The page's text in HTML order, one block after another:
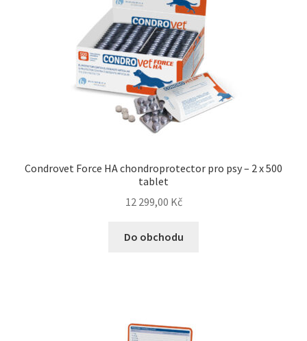
Happy Dog — Německá kvalita a přirozené složení
Hill’s pro psy
Hračky pro psy
Konzervy a kapsičky pro psy
Condrovet Force HA chondroprotector pro psy – 2 x 500
tablet
12 299,00 Kč
Do obchodu